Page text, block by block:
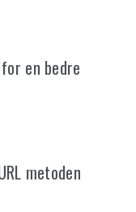
en bedre
metoden